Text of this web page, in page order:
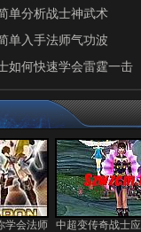
单分析战士神武术
单入手法师气功波
如何快速学会雷霆一击
学会法师
中超变传奇战士